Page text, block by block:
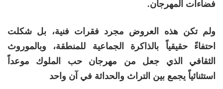
فضاءات المهرجان.
ولم تكن هذه العروض مجرد فقرات فنية، بل شكلت
احتفاءً حقيقياً بالذاكرة الجماعية للمنطقة، وبالموروث
الثقافي الذي جعل من مهرجان حب الملوك موعداً
استثنائياً يجمع بين التراث والحداثة في آن واحد